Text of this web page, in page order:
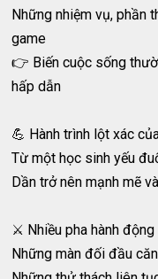
Những nhiệm vụ, phần
game
👉 Biến cuộc sống
hấp dẫn
💪 Hành trình lột xác
Từ một học sinh yếu
Dần trở nên mạnh mẽ
⚔️ Nhiều pha hành
Những màn đối đầu